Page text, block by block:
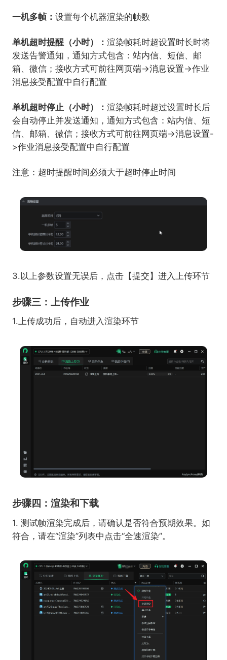
一机多帧： 设置每个机器渲染的帧数
单机超时提醒（小时）： 渲染帧耗时超设置时长时将
发送告警通知，通知方式包含：站内信、短信、邮
箱、微信；接收方式可前往网页端->消息设置->作业
消息接受配置中自行配置
单机超时停止（小时）： 渲染帧耗时超过设置时长后
会自动停止并发送通知， 通知方式包含：站内信、短
信、邮箱、微信；接收方式可前往网页端->消息设置-
>作业消息接受配置中自行配置
注意：超时提醒时间必须大于超时停止时间
3.以上参数设置无误后，点击【提交】进入上传环节
步骤三：上传作业
1.上传成功后，自动进入渲染环节
步骤四：渲染和下载
1. 测试帧渲染完成后，请确认是否符合预期效果。如
符合，请在“渲染”列表中点击“全速渲染”。